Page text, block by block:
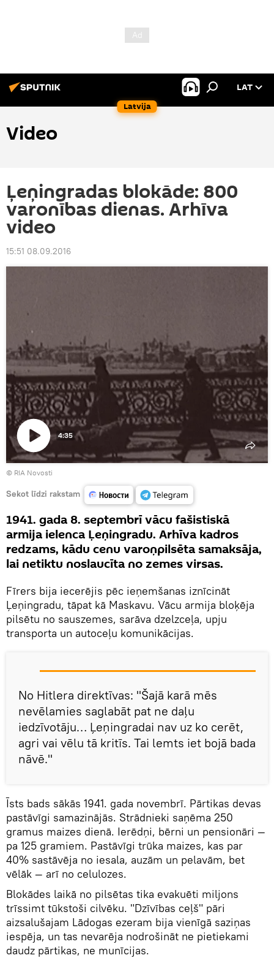
Latvija
LAT
Video
Ļeņingradas blokāde: 800
varonības dienas. Arhīva
video
15:51 08.09.2016
Atskaņot
video
4:35
© RIA Novosti
Sekot līdzi rakstam
1941. gada 8. septembrī vācu fašistiskā
armija ielenca Ļeņingradu. Arhīva kadros
redzams, kādu cenu varoņpilsēta samaksāja,
lai netiktu noslaucīta no zemes virsas.
Fīrers bija iecerējis pēc ieņemšanas iznīcināt
Ļeņingradu, tāpat kā Maskavu. Vācu armija bloķēja
pilsētu no sauszemes, sarāva dzelzceļa, upju
transporta un autoceļu komunikācijas.
No Hitlera direktīvas: "Šajā karā mēs
nevēlamies saglabāt pat ne daļu
iedzīvotāju… Ļeņingradai nav uz ko cerēt,
agri vai vēlu tā kritīs. Tai lemts iet bojā bada
nāvē."
Īsts bads sākās 1941. gada novembrī. Pārtikas devas
pastāvīgi samazinājās. Strādnieki saņēma 250
gramus maizes dienā. Ierēdņi, bērni un pensionāri —
pa 125 gramiem. Pastāvīgi trūka maizes, kas par
40% sastāvēja no iesala, auzām un pelavām, bet
vēlāk — arī no celulozes.
Blokādes laikā no pilsētas tika evakuēti miljons
trīssimt tūkstoši cilvēku. "Dzīvības ceļš" pāri
aizsalušajam Lādogas ezeram bija vienīgā saziņas
iespēja, un tas nevarēja nodrošināt ne pietiekami
daudz pārtikas, ne munīcijas.